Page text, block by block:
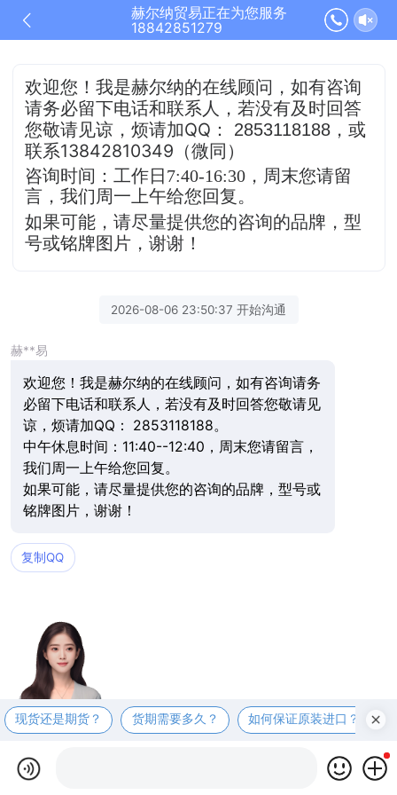
赫尔纳贸易正在为您服务
18842851279
欢迎您！我是赫尔纳的在线顾问，如有咨询
请务必留下电话和联系人，若没有及时回答
您敬请见谅，烦请加QQ ： 2853118188 ，或
联系13842810349（微同）
咨询时间：工作日7:40-16:30， 周末您请留
言，我们周一上午给您回复。
如果可能，请尽量提供您的咨询的品牌，型
号或铭牌图片，谢谢！
2026-08-06 23:50:37 开始沟通
赫**易
欢迎您！我是赫尔纳的在线顾问，如有咨询请务
必留下电话和联系人，若没有及时回答您敬请见
谅，烦请加QQ： 2853118188。
中午休息时间：11:40--12:40，周末您请留言，
我们周一上午给您回复。
如果可能，请尽量提供您的咨询的品牌，型号或
铭牌图片，谢谢！
复制QQ
现货还是期货？ 货期需要多久？ 如何保证原装进口？